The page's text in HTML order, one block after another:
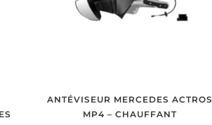
ANTÉVISEUR MERCEDES ACTROS
MP4 – CHAUFFANT